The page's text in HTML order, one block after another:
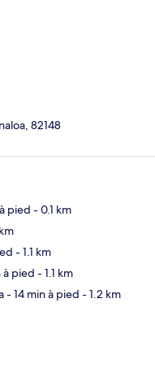
82148
pied - 0.1 km
- 1.1 km
à pied - 1.1 km
- 14 min à pied - 1.2 km